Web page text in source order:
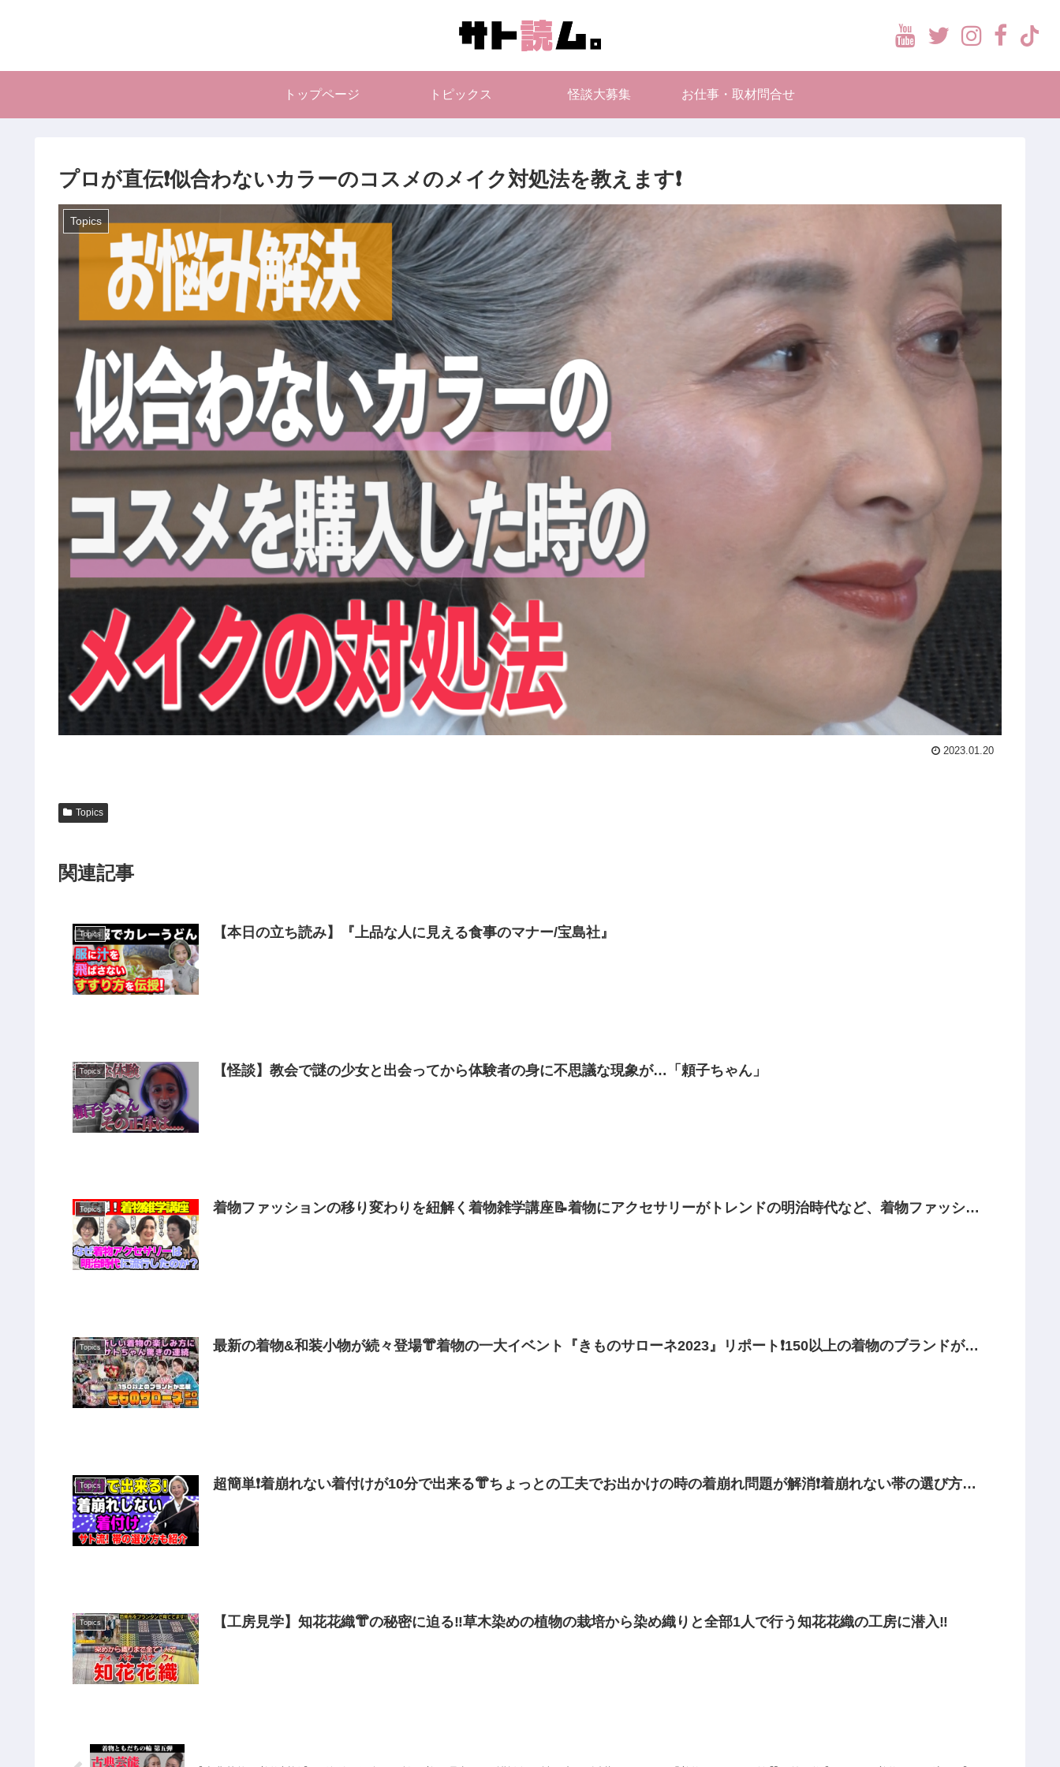
Youtube
Twitter
トップページ トピックス 怪談大募集 お仕事・取材問合せ
プロが直伝❗似合わないカラーのコスメのメイク対処法を教えます❗️
Topics
2023.01.20
Topics
関連記事
Topics 【本日の立ち読み】『上品な人に見える食事のマナー/宝島社』
Topics 【怪談】教会で謎の少女と出会ってから体験者の身に不思議な現象が…「頼子ちゃん」
Topics
着物ファッションの移り変わりを紐解く着物雑学講座📝着物にアクセサリーがトレンドの明治時代など、着物ファッショ
Topics
最新の着物&和装小物が続々登場👘着物の一大イベント『きものサローネ2023』リポート❗️150以上の着物のブランドが集
Topics
超簡単❗️着崩れない着付けが10分で出来る👘ちょっとの工夫でお出かけの時の着崩れ問題が解消❗️着崩れない帯の選び方も
Topics 【工房見学】知花花織👘の秘密に迫る‼️草木染めの植物の栽培から染め織りと全部1人で行う知花花織の工房に潜入‼️